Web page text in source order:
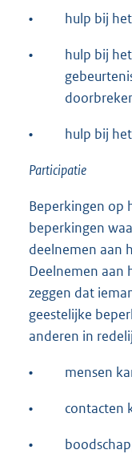
• hulp bij
•
hulp bij
• hulp bij
Participatie
Beperkingen op
beperkingen
deelnemen aan
Deelnemen aan
zeggen dat
geestelijke
anderen in
• mensen
• contacten
•